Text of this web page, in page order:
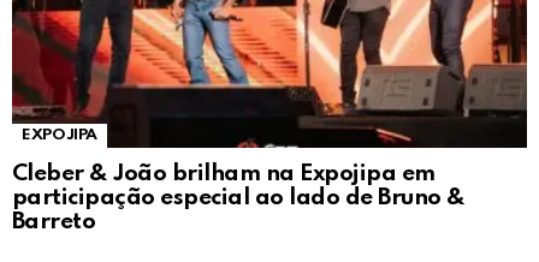
EXPOJIPA
Cleber & João brilham na Expojipa em
participação especial ao lado de Bruno &
Barreto